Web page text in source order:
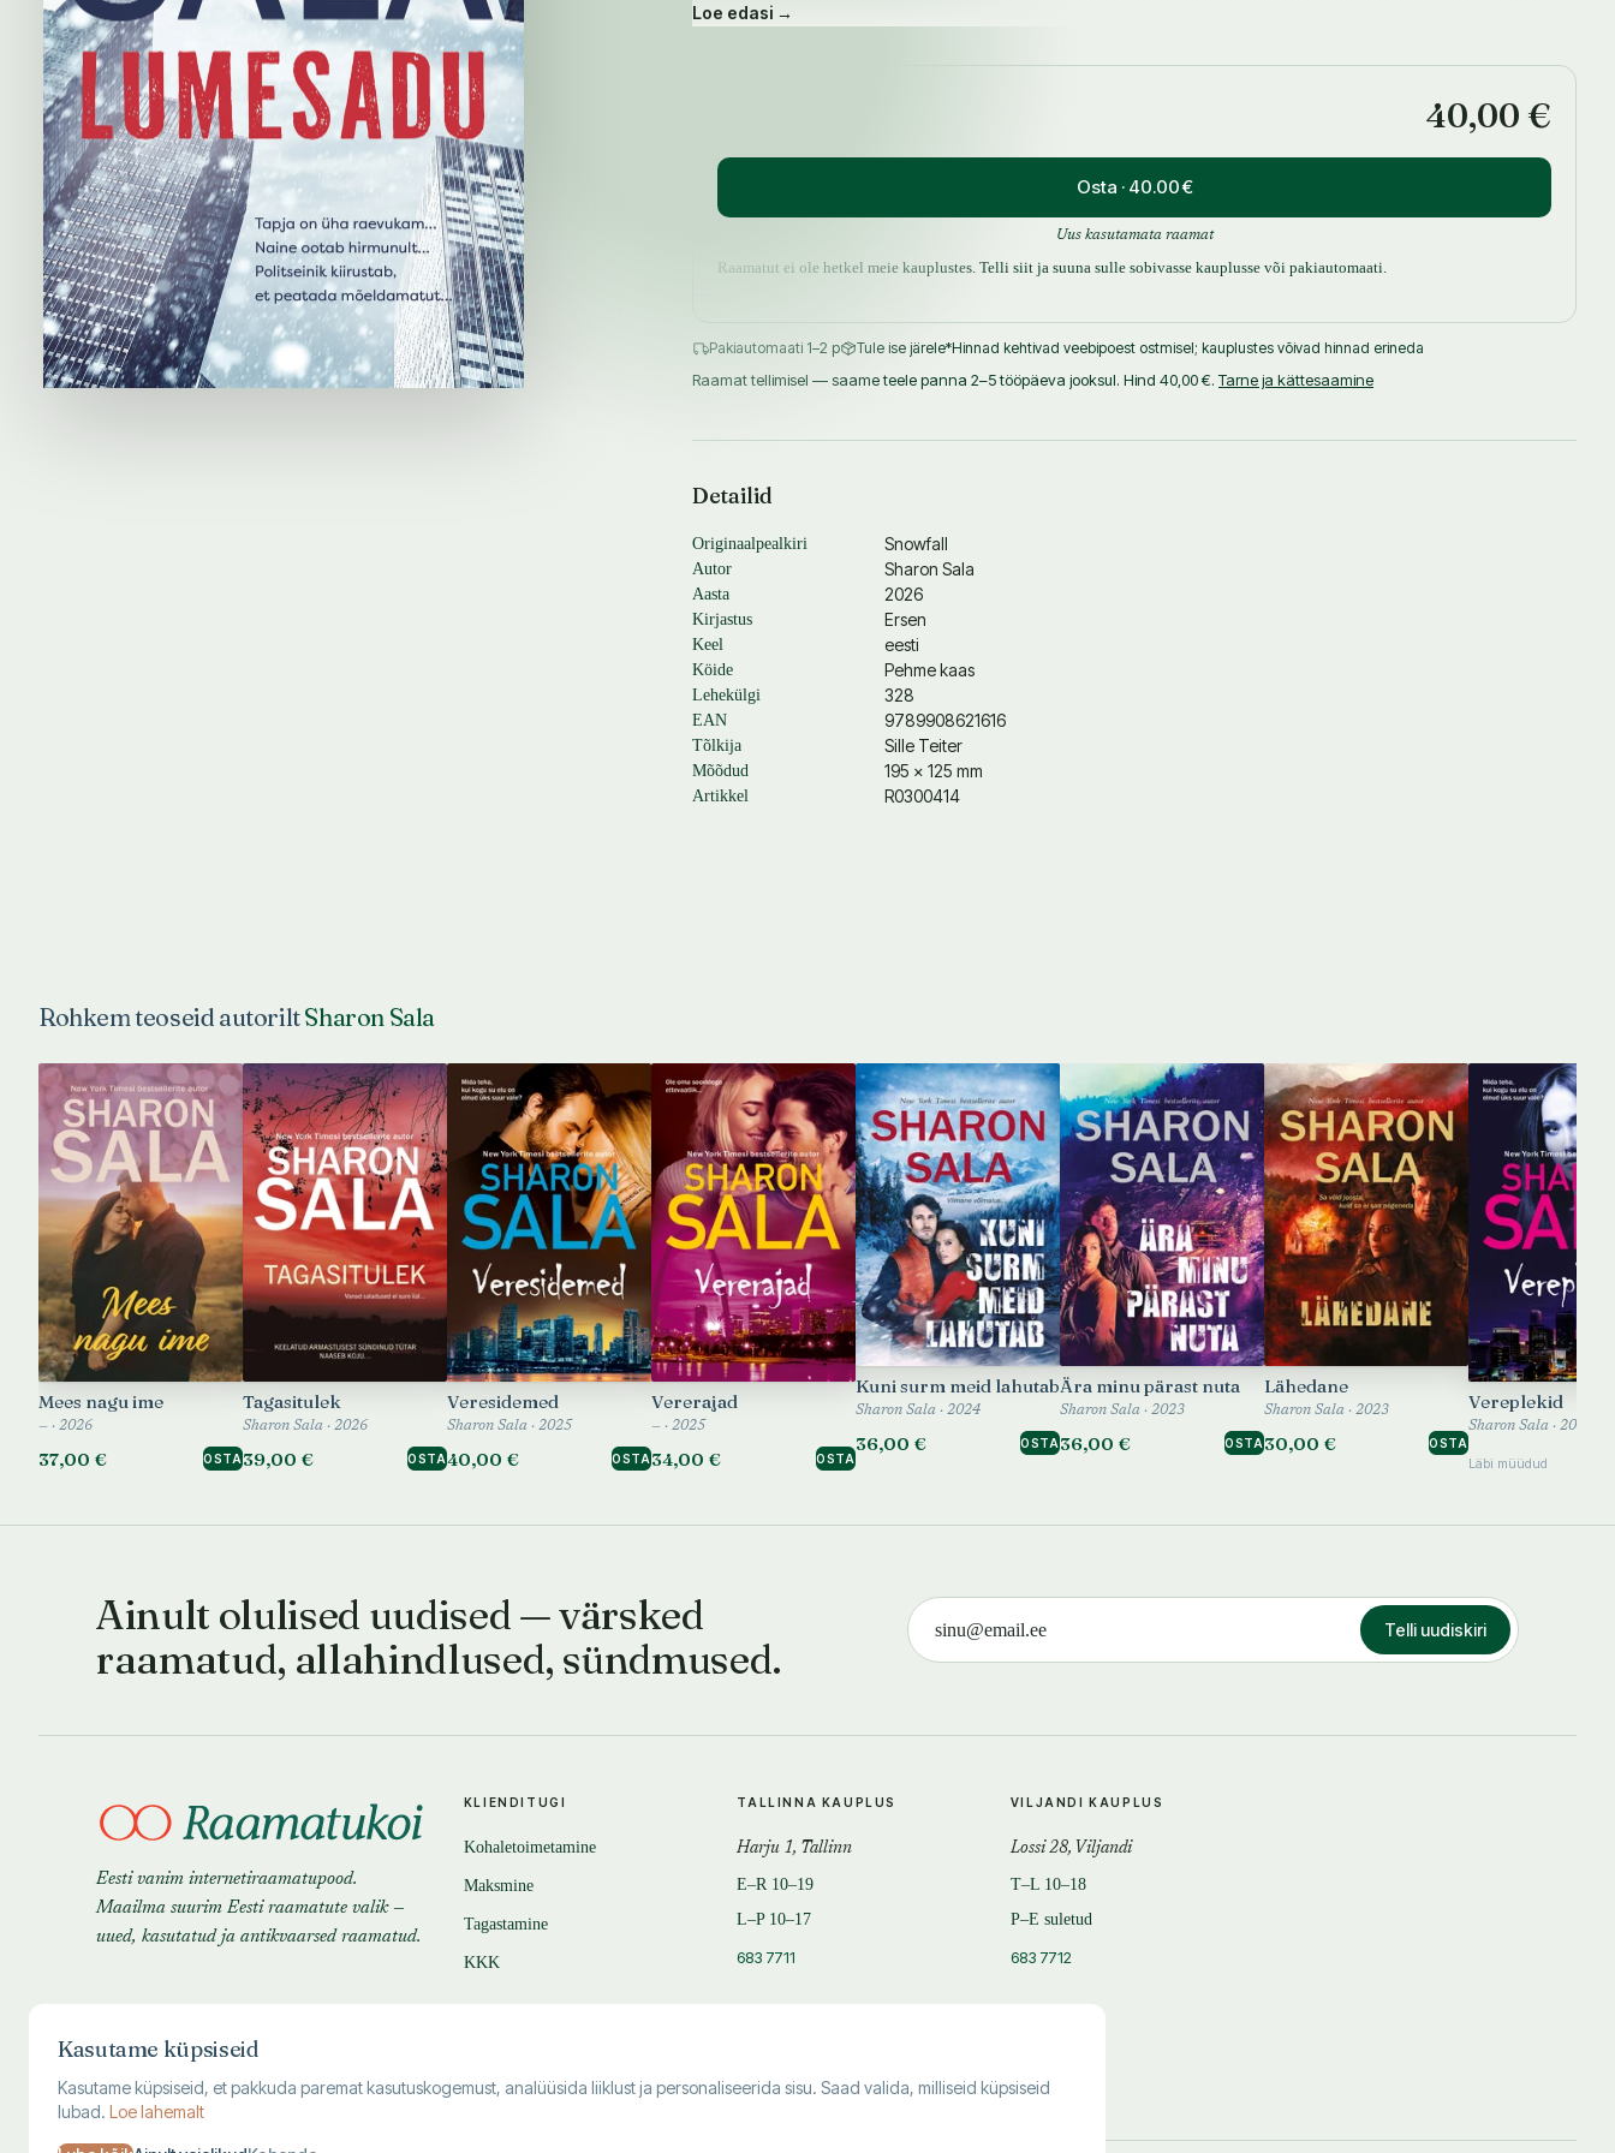
Mac.
Loe edasi →
40,00 €
Osta · 40.00 €
Uus kasutamata raamat
Raamatut ei ole hetkel meie kauplustes. Telli siit ja suuna sulle sobivasse kauplusse või pakiautomaati.
Pakiautomaati 1–2 p Tule ise järele*Hinnad kehtivad veebipoest ostmisel; kauplustes võivad hinnad erineda
Raamat tellimisel — saame teele panna 2–5 tööpäeva jooksul. Hind 40,00 €. Tarne ja kättesaamine
Detailid
Originaalpealkiri Snowfall
Autor Sharon Sala
Aasta 2026
Kirjastus Ersen
Keel eesti
Köide Pehme kaas
Lehekülgi 328
EAN 9789908621616
Tõlkija Sille Teiter
Mõõdud 195 × 125 mm
Artikkel R0300414
Rohkem teoseid autoriltSharon Sala
Mees nagu ime
— · 2026
37,00 € OSTA
Tagasitulek
Sharon Sala · 2026
39,00 € OSTA
Veresidemed
Sharon Sala · 2025
40,00 € OSTA
Vererajad
— · 2025
34,00 € OSTA
Kuni surm meid lahutab
Sharon Sala · 2024
36,00 € OSTA
Ära minu pärast nuta
Sharon Sala · 2023
36,00 € OSTA
Lähedane
Sharon Sala · 2023
30,00 € OSTA
Vereplekid
Sharon Sala · 2025
Läbi müüdud
Ainult olulised uudised — värsked
raamatud, allahindlused, sündmused.
Telli uudiskiri
Eesti vanim internetiraamatupood.
Maailma suurim Eesti raamatute valik —
uued, kasutatud ja antikvaarsed raamatud.
KLIENDITUGI
Kohaletoimetamine
Maksmine
Tagastamine
KKK
TALLINNA KAUPLUS
Harju 1, Tallinn
E–R 10–19
L–P 10–17
683 7711
VILJANDI KAUPLUS
Lossi 28, Viljandi
T–L 10–18
P–E suletud
683 7712
Kasutame küpsiseid
Kasutame küpsiseid, et pakkuda paremat kasutuskogemust, analüüsida liiklust ja personaliseerida sisu. Saad valida, milliseid küpsiseid
lubad. Loe lahemalt